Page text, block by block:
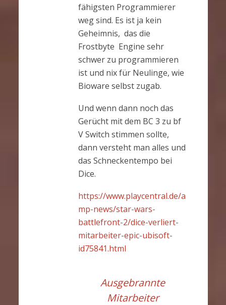
fähigsten Programmierer
weg sind. Es ist ja kein
Geheimnis, das die
Frostbyte Engine sehr
schwer zu programmieren
ist und nix für Neulinge, wie
Bioware selbst zugab.
Und wenn dann noch das
Gerücht mit dem BC 3 zu bf
V Switch stimmen sollte,
dann versteht man alles und
das Schneckentempo bei
Dice.
https://www.playcentral.de/a
mp-news/star-wars-
battlefront-2/dice-verliert-
mitarbeiter-epic-ubisoft-
id75841.html
Ausgebrannte
Mitarbeiter